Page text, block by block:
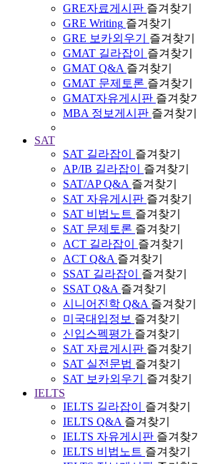
GRE자료게시판 즐겨찾기
GRE Writing 즐겨찾기
GRE 보카외우기
즐겨찾기
GMAT 길라잡이
즐겨찾기
GMAT Q&A 즐겨찾기
GMAT 문제토론 즐겨찾기
GMAT자유게시판 즐겨찾기
MBA 정보게시판 즐겨찾기
SAT
SAT 길라잡이
즐겨찾기
AP/IB 길라잡이
즐겨찾기
SAT/AP Q&A 즐겨찾기
SAT 자유게시판 즐겨찾기
SAT 비법노트 즐겨찾기
SAT 문제토론 즐겨찾기
ACT 길라잡이
즐겨찾기
ACT Q&A 즐겨찾기
SSAT 길라잡이
즐겨찾기
SSAT Q&A 즐겨찾기
시니어진학 Q&A 즐겨찾기
미국대입정보 즐겨찾기
신입스펙평가 즐겨찾기
SAT 자료게시판 즐겨찾기
SAT 실전문법 즐겨찾기
SAT 보카외우기
즐겨찾기
IELTS
IELTS 길라잡이
즐겨찾기
IELTS Q&A 즐겨찾기
IELTS 자유게시판 즐겨찾기
IELTS 비법노트 즐겨찾기